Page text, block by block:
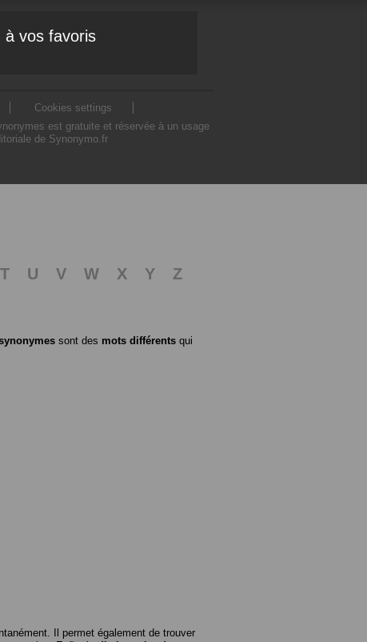
à vos favoris
Cookies settings
est gratuite et réservée à un usage
de Synonymo.fr
T U V W X Y
Z
sont des mots différents qui
Il permet également de trouver